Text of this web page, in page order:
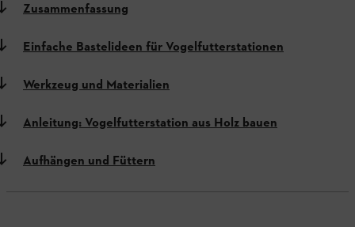
Zusammenfassung
Einfache Bastelideen für Vogelfutterstationen
Werkzeug und Materialien
Anleitung: Vogelfutterstation aus Holz bauen
Aufhängen und Füttern